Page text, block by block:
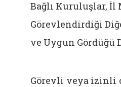
Bağlı Kuruluşlar,
Görevlendirdiği
ve Uygun Gördüğü
Görevli veya izinli